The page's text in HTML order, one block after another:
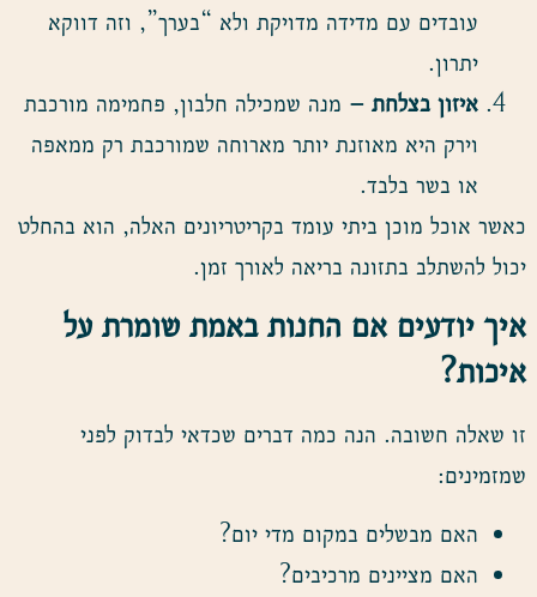
עובדים עם מדידה מדויקת ולא “בערך”, וזה דווקא
יתרון.
איזון בצלחת – מנה שמכילה חלבון, פחמימה מורכבת
וירק היא מאוזנת יותר מארוחה שמורכבת רק ממאפה
או בשר בלבד.
כאשר אוכל מוכן ביתי עומד בקריטריונים האלה, הוא בהחלט
יכול להשתלב בתזונה בריאה לאורך זמן.
איך יודעים אם החנות באמת שומרת על
איכות?
זו שאלה חשובה. הנה כמה דברים שכדאי לבדוק לפני
שמזמינים:
האם מבשלים במקום מדי יום?
האם מציינים מרכיבים?